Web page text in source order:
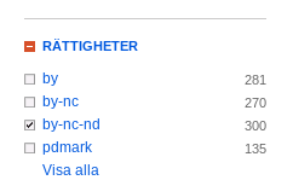
RÄTTIGHETER
by 281
by-nc 270
by-nc-nd 300
pdmark 135
Visa alla